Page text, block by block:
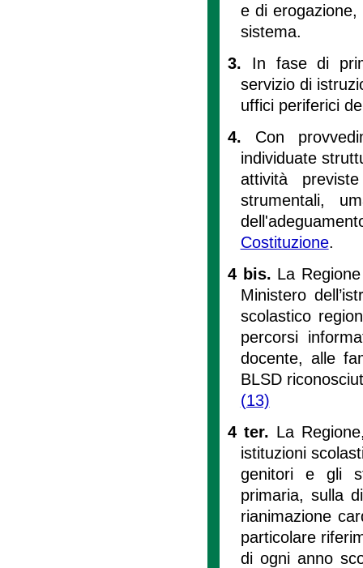
e di
sistema.
3. In fase di
servizio di
uffici periferici
4. Con
individuate
attività
strumentali,
Costituzione.
4 bis. La
Ministero
scolastico
percorsi
docente, alle
BLSD
(13)
4 ter. La
istituzioni
genitori e gli
primaria, sulla
rianimazione
particolare
di ogni anno